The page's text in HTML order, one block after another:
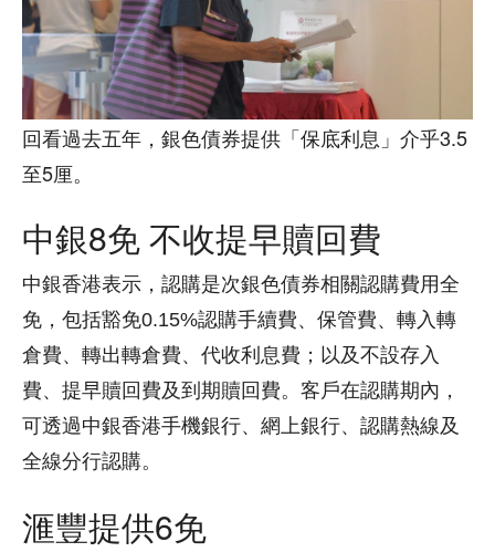
回看過去五年，銀色債券提供「保底利息」介乎3.5
至5厘。
中銀8免 不收提早贖回費
中銀香港表示，認購是次銀色債券相關認購費用全
免，包括豁免0.15%認購手續費、保管費、轉入轉
倉費、轉出轉倉費、代收利息費；以及不設存入
費、提早贖回費及到期贖回費。客戶在認購期內，
可透過中銀香港手機銀行、網上銀行、認購熱線及
全線分行認購。
滙豐提供6免